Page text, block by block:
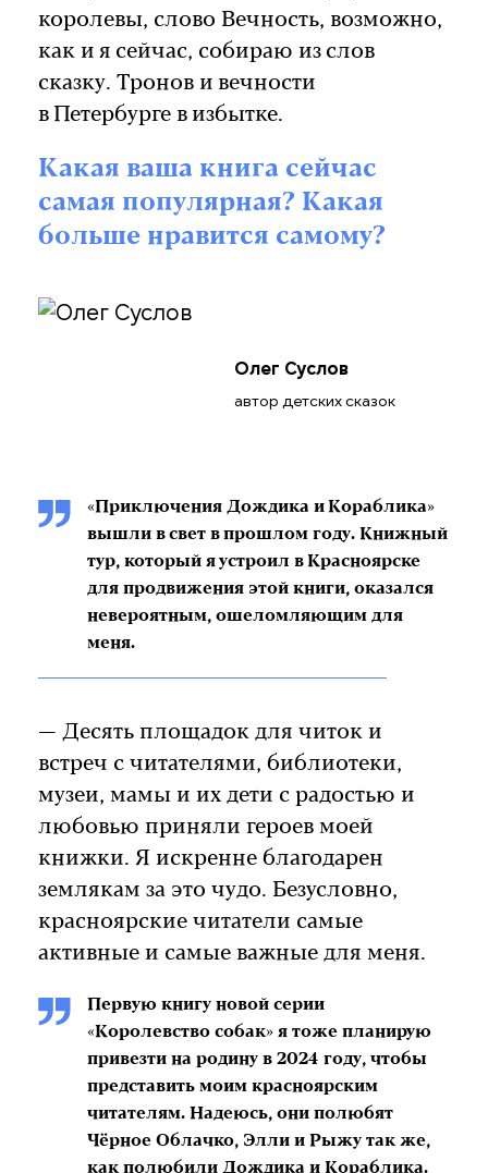
королевы, слово Вечность, возможно,
как и я сейчас, собираю из слов
сказку. Тронов и вечности
в Петербурге в избытке.
Какая ваша книга сейчас
самая популярная? Какая
больше нравится самому?
Олег Суслов
автор детских сказок
«Приключения Дождика и Кораблика»
вышли в свет в прошлом году. Книжный
тур, который я устроил в Красноярске
для продвижения этой книги, оказался
невероятным, ошеломляющим для
меня.
— Десять площадок для читок и
встреч с читателями, библиотеки,
музеи, мамы и их дети с радостью и
любовью приняли героев моей
книжки. Я искренне благодарен
землякам за это чудо. Безусловно,
красноярские читатели самые
активные и самые важные для меня.
Первую книгу новой серии
«Королевство собак» я тоже планирую
привезти на родину в 2024 году, чтобы
представить моим красноярским
читателям. Надеюсь, они полюбят
Чёрное Облачко, Элли и Рыжу так же,
как полюбили Дождика и Кораблика.